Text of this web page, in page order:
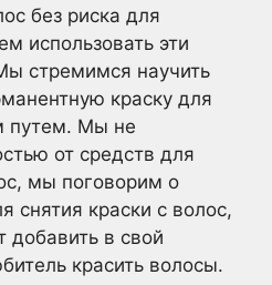
без риска для
использовать эти
стремимся научить
краску для
путем. Мы не
от средств для
мы поговорим о
снятия краски с волос,
добавить в свой
красить волосы.